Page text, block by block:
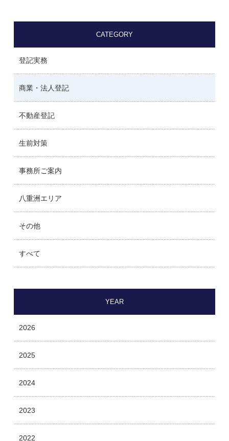
CATEGORY
登記実務
商業・法人登記
不動産登記
生前対策
事務所ご案内
八重洲エリア
その他
すべて
YEAR
2026
2025
2024
2023
2022